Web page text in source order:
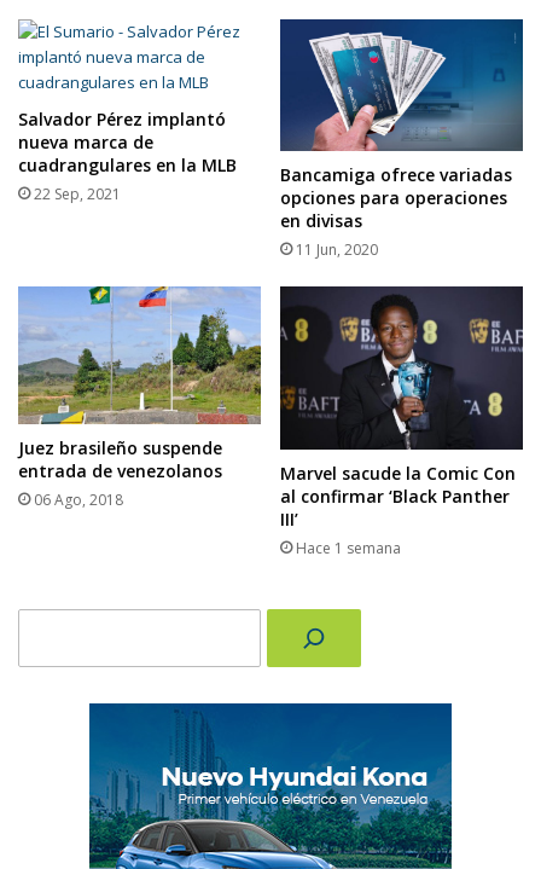
Salvador Pérez implantó
nueva marca de
cuadrangulares en la MLB
22 Sep, 2021
Bancamiga ofrece variadas
opciones para operaciones
en divisas
11 Jun, 2020
Juez brasileño suspende
entrada de venezolanos
06 Ago, 2018
Marvel sacude la Comic Con
al confirmar ‘Black Panther
III’
Hace 1 semana